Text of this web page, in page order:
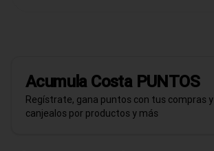
Pedir ahora
Acumula Costa PUNTOS
Regístrate, gana puntos con tus compras y
canjealos por productos y más